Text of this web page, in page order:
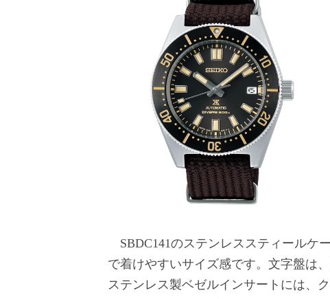
SBDC141のステンレススティールケ
で着けやすいサイズ感です。文字盤は
ステンレス製ベゼルインサートには、